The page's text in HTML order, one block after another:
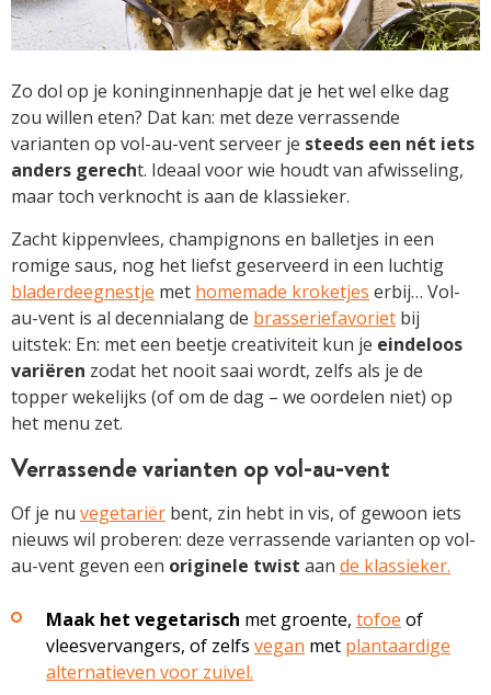
Zo dol op je koninginnenhapje dat je het wel elke dag
zou willen eten? Dat kan: met deze verrassende
varianten op vol-au-vent serveer je steeds een nét iets
anders gerecht. Ideaal voor wie houdt van afwisseling,
maar toch verknocht is aan de klassieker.
Zacht kippenvlees, champignons en balletjes in een
romige saus, nog het liefst geserveerd in een luchtig
bladerdeegnestje met homemade kroketjes erbij… Vol-
au-vent is al decennialang de brasseriefavoriet bij
uitstek: En: met een beetje creativiteit kun je eindeloos
variëren zodat het nooit saai wordt, zelfs als je de
topper wekelijks (of om de dag – we oordelen niet) op
het menu zet.
Verrassende varianten op vol-au-vent
Of je nu vegetariër bent, zin hebt in vis, of gewoon iets
nieuws wil proberen: deze verrassende varianten op vol-
au-vent geven een originele twist aan de klassieker.
Maak het vegetarisch met groente, tofoe of
vleesvervangers, of zelfs vegan met plantaardige
alternatieven voor zuivel.